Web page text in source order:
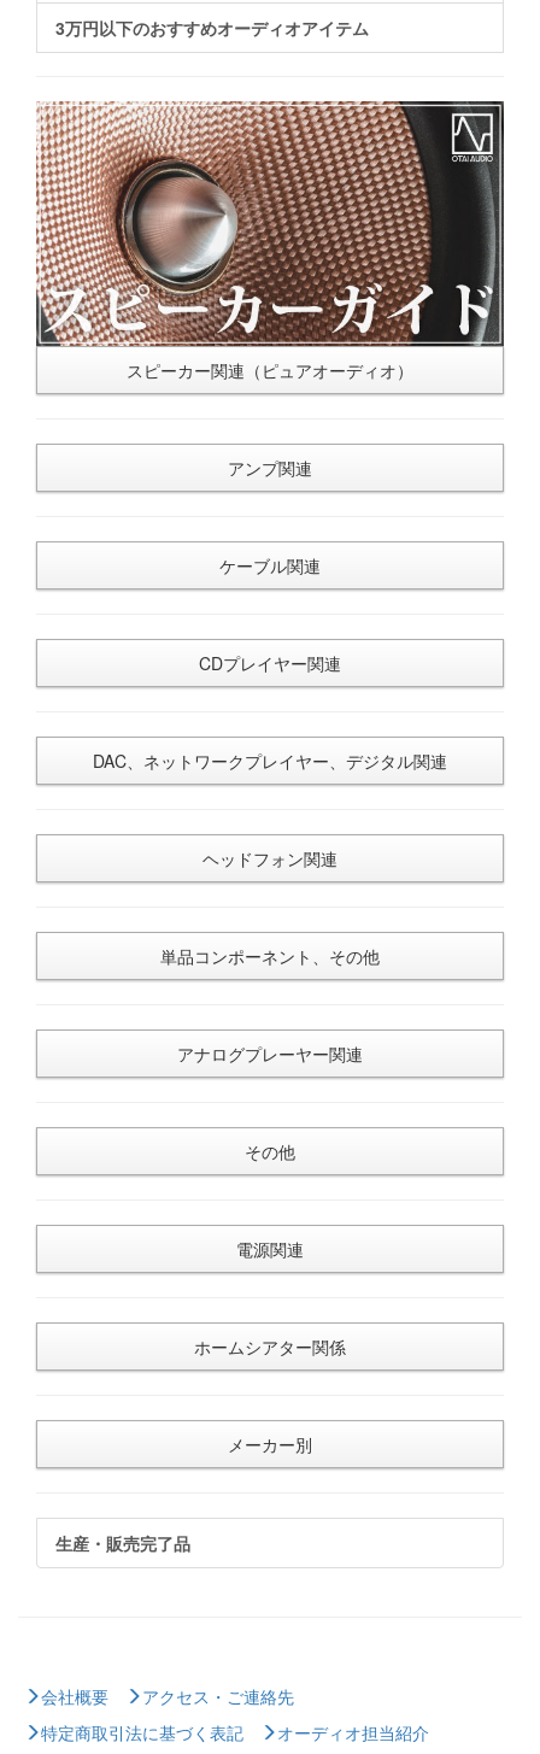
3万円以下のおすすめオーディオアイテム
スピーカー関連（ピュアオーディオ）
アンプ関連
ケーブル関連
CDプレイヤー関連
DAC、ネットワークプレイヤー、デジタル関連
ヘッドフォン関連
単品コンポーネント、その他
アナログプレーヤー関連
その他
電源関連
ホームシアター関係
メーカー別
生産・販売完了品
会社概要
アクセス・ご連絡先
特定商取引法に基づく表記
オーディオ担当紹介